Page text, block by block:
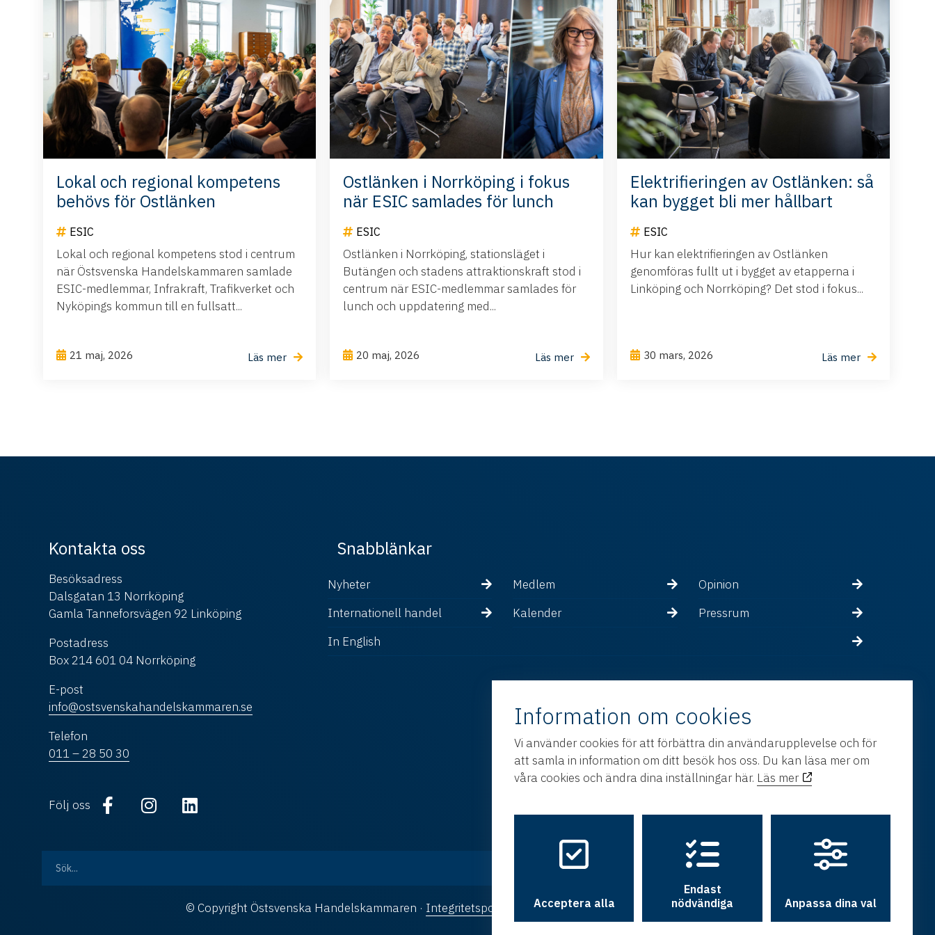
Lokal och regional kompetens
behövs för Ostlänken
ESIC
Lokal och regional kompetens stod i centrum
när Östsvenska Handelskammaren samlade
ESIC-medlemmar, Infrakraft, Trafikverket och
Nyköpings kommun till en fullsatt...
21 maj, 2026 Läs mer
Ostlänken i Norrköping i fokus
när ESIC samlades för lunch
ESIC
Ostlänken i Norrköping, stationsläget i
Butängen och stadens attraktionskraft stod i
centrum när ESIC-medlemmar samlades för
lunch och uppdatering med...
20 maj, 2026 Läs mer
Elektrifieringen av Ostlänken: så
kan bygget bli mer hållbart
ESIC
Hur kan elektrifieringen av Ostlänken
genomföras fullt ut i bygget av etapperna i
Linköping och Norrköping? Det stod i fokus...
30 mars, 2026 Läs mer
Kontakta oss
Besöksadress
Dalsgatan 13 Norrköping
Gamla Tanneforsvägen 92 Linköping
Postadress
Box 214 601 04 Norrköping
E-post
info@ostsvenskahandelskammaren.se
Telefon
011 – 28 50 30
Följ oss
Snabblänkar
Nyheter Medlem
Opinion
Internationell handel
Kalender
Pressrum
In English
© Copyright Östsvenska Handelskammaren · Integritetspolicy Cookies· Design och utveckling avHamrén
Information om cookies
Vi använder cookies för att förbättra din användarupplevelse och för
att samla in information om ditt besök hos oss. Du kan läsa mer om
våra cookies och ändra dina inställningar här. Läs mer
Acceptera alla
Endast
nödvändiga
Anpassa dina val